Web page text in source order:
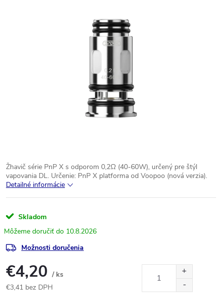
Žhavič série PnP X s odporom 0,2Ω (40-60W), určený pre štýl
vapovania DL. Určenie: PnP X platforma od Voopoo (nová verzia).
Detailné informácie
Skladom
10.8.2026
Možnosti doručenia
€4,20 / ks
€3,41 bez DPH